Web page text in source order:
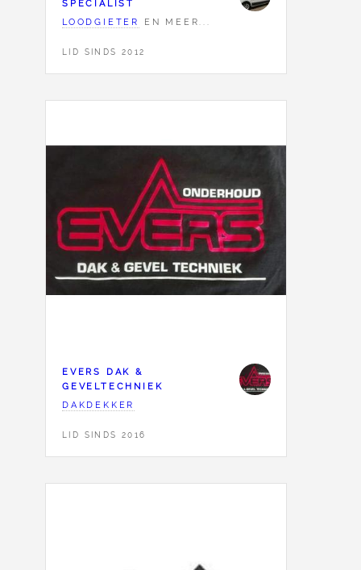
SPECIALIST
LOODGIETER
EN MEER...
LID SINDS 2012
EVERS DAK &
GEVELTECHNIEK
DAKDEKKER
LID SINDS 2016